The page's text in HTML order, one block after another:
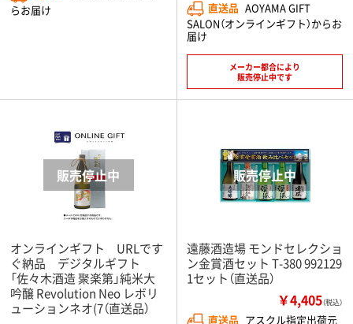
らお届け
直送品 AOYAMA GIFT
SALON（オンラインギフト）からお
届け
メーカー都合により
販売停止中です
オンラインギフト URLです
ぐ納品 デジタルギフト
「佐々木酒造 聚楽第」純米大
吟醸 Revolution Neo レボリ
ューションネオ(7（直送品）
遠藤酒造場 モンドセレクショ
ン金賞酒セット T-380 992129
1セット（直送品）
￥4,405（税込）
直送品 アスクル指定出荷元